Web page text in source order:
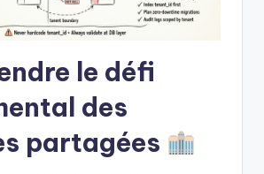
le défi
des
partagées